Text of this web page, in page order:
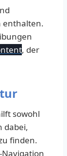
enthalten.
, der
sowohl
dabei,
finden.